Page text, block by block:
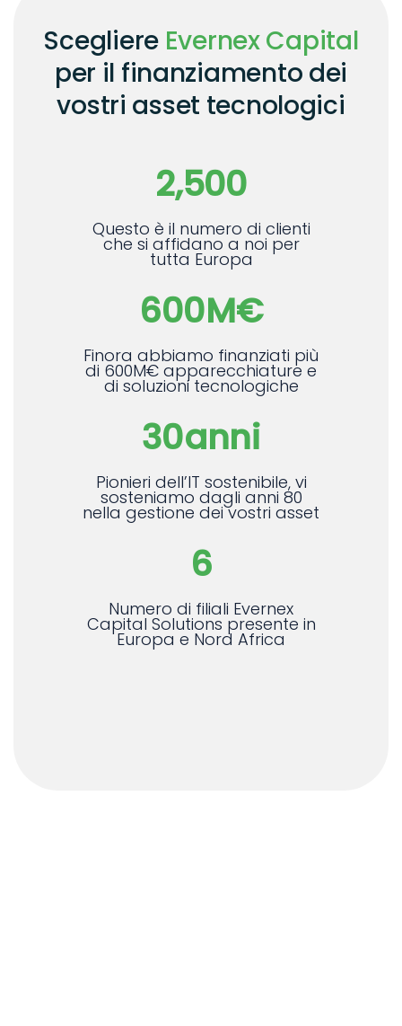
Scegliere Evernex Capital
per il finanziamento dei
vostri asset tecnologici
2,500
Questo è il numero di clienti
che si affidano a noi per
tutta Europa
600M€
Finora abbiamo finanziati più
di 600M€ apparecchiature e
di soluzioni tecnologiche
30anni
Pionieri dell’IT sostenibile, vi
sosteniamo dagli anni 80
nella gestione dei vostri asset
6
Numero di filiali Evernex
Capital Solutions presente in
Europa e Nord Africa